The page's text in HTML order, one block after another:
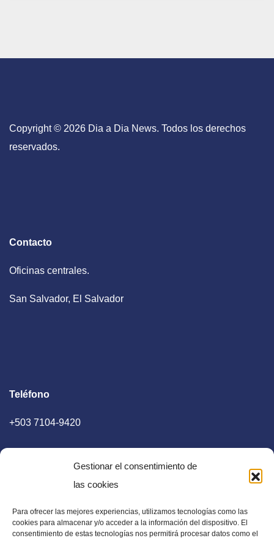
Gestionar el consentimiento de
las cookies
Para ofrecer las mejores experiencias, utilizamos tecnologías como las
cookies para almacenar y/o acceder a la información del dispositivo. El
consentimiento de estas tecnologías nos permitirá procesar datos como el
Copyright © 2026 Dia a Dia News. Todos los derechos
reservados.
Contacto
Oficinas centrales.
San Salvador, El Salvador
Teléfono
+503 7104-9420
E-mail